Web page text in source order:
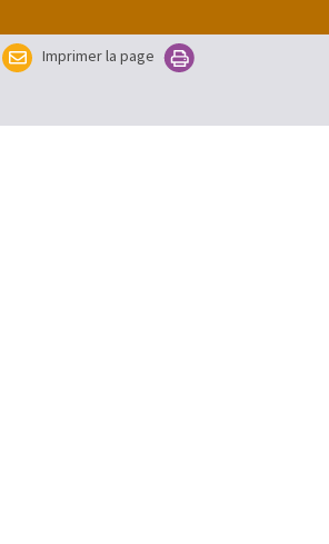
Imprimer la page